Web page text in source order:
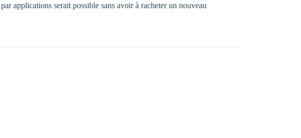
applications serait possible sans avoir à racheter un nouveau